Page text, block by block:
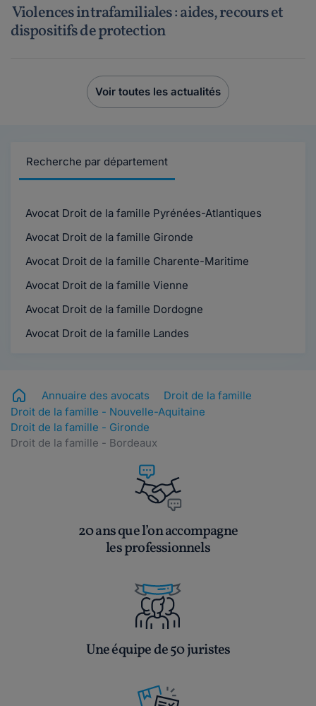
Violences intrafamiliales : aides, recours et
dispositifs de protection
Voir toutes les actualités
Recherche par département
Avocat Droit de la famille Pyrénées-Atlantiques
Avocat Droit de la famille Gironde
Avocat Droit de la famille Charente-Maritime
Avocat Droit de la famille Vienne
Avocat Droit de la famille Dordogne
Avocat Droit de la famille Landes
Annuaire des avocats
Droit de la famille
Droit de la famille - Nouvelle-Aquitaine
Droit de la famille - Gironde
Droit de la famille - Bordeaux
20 ans que l’on accompagne
les professionnels
Une équipe de 50 juristes